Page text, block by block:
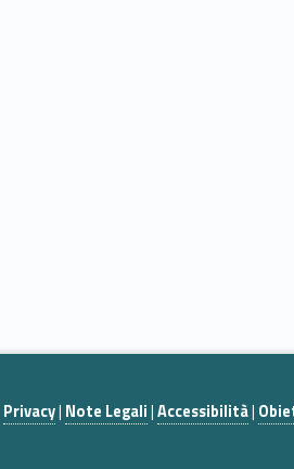
Privacy| Note Legali|Accessibilità|